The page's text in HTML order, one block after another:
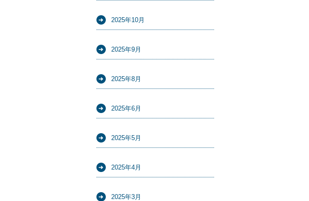
2025年10月
2025年9月
2025年8月
2025年6月
2025年5月
2025年4月
2025年3月